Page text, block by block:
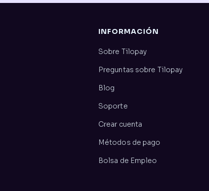
INFORMACIÓN
Sobre Tilopay
Preguntas sobre Tilopay
Blog
Soporte
Crear cuenta
Métodos de pago
Bolsa de Empleo